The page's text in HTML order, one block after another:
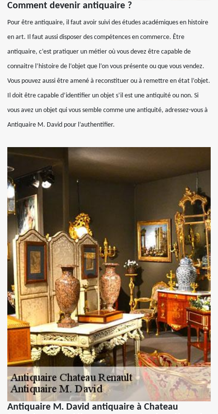
Comment devenir antiquaire ?
Pour être antiquaire, il faut avoir suivi des études académiques en histoire
en art. Il faut aussi disposer des compétences en commerce. Être
antiquaire, c’est pratiquer un métier où vous devez être capable de
connaitre l’histoire de l’objet que l’on vous présente ou que vous vendez.
Vous pouvez aussi être amené à reconstituer ou à remettre en état l’objet.
Il doit être capable d’identifier un objet s’il est une antiquité ou non. Si
vous avez un objet qui vous semble comme une antiquité, adressez-vous à
Antiquaire M. David pour l’authentifier.
Antiquaire M. David antiquaire à Chateau